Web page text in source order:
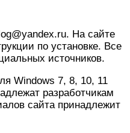
На сайте
по установке. Все
источников.
Windows 7, 8, 10, 11
разработчикам
сайта принадлежит